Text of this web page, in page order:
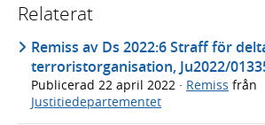
Relaterat
Remiss av Ds 2022:6 Straff för
terroristorganisation, Ju2022/
Publicerad 22 april 2022 · Remiss från
Justitiedepartementet